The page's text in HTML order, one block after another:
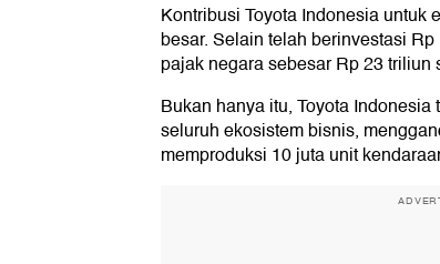
Kontribusi Toyota Indonesia untuk
besar. Selain telah berinvestasi
pajak negara sebesar Rp 23 triliun
Bukan hanya itu, Toyota
seluruh ekosistem bisnis,
memproduksi 10 juta unit